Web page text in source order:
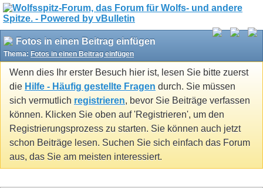
Fotos in einen Beitrag einfügen
Thema: Fotos in einen Beitrag einfügen
Wenn dies Ihr erster Besuch hier ist, lesen Sie bitte zuerst
die Hilfe - Häufig gestellte Fragen durch. Sie müssen
sich vermutlich registrieren, bevor Sie Beiträge verfassen
können. Klicken Sie oben auf 'Registrieren', um den
Registrierungsprozess zu starten. Sie können auch jetzt
schon Beiträge lesen. Suchen Sie sich einfach das Forum
aus, das Sie am meisten interessiert.